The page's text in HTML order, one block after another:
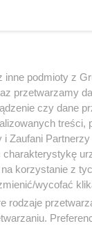
podmioty z
przetwarzamy
czy dane
treści,
Zaufani
korzystanie z
wycofać
rodzaje